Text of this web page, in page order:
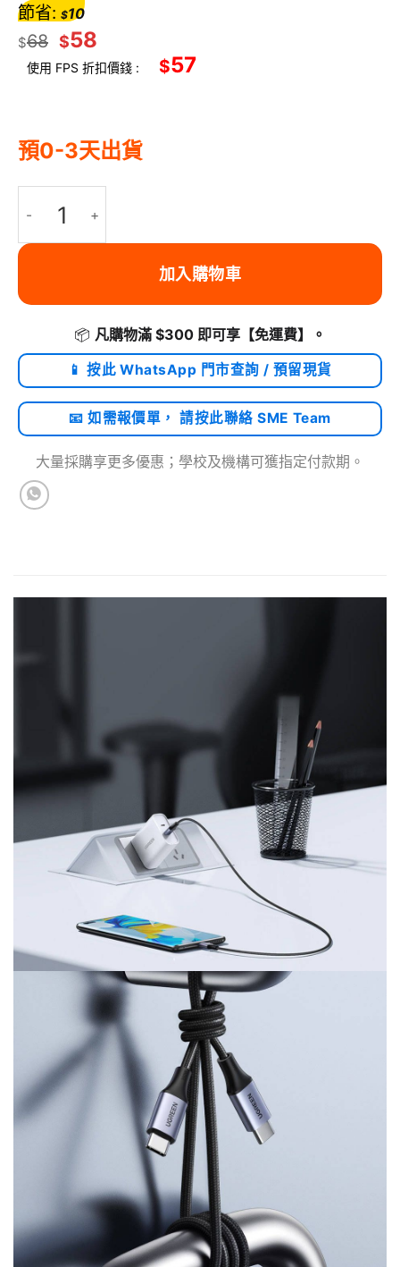
$68 $58
節省: $10
使用 FPS 折扣價錢 : $57
預0-3天出貨
加入購物車
📦 凡購物滿 $300 即可享 【免運費】 。
📱 按此 WhatsApp 門市查詢 / 預留現貨
📧 如需報價單， 請按此聯絡 SME Team
大量採購享更多優惠；學校及機構可獲指定付款期。